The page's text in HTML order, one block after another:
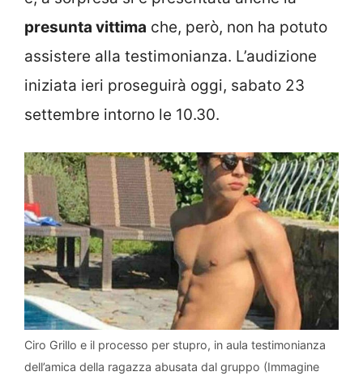
presunta vittima che, però, non ha potuto
assistere alla testimonianza. L’audizione
iniziata ieri proseguirà oggi, sabato 23
settembre intorno le 10.30.
Ciro Grillo e il processo per stupro, in aula testimonianza
dell’amica della ragazza abusata dal gruppo (Immagine